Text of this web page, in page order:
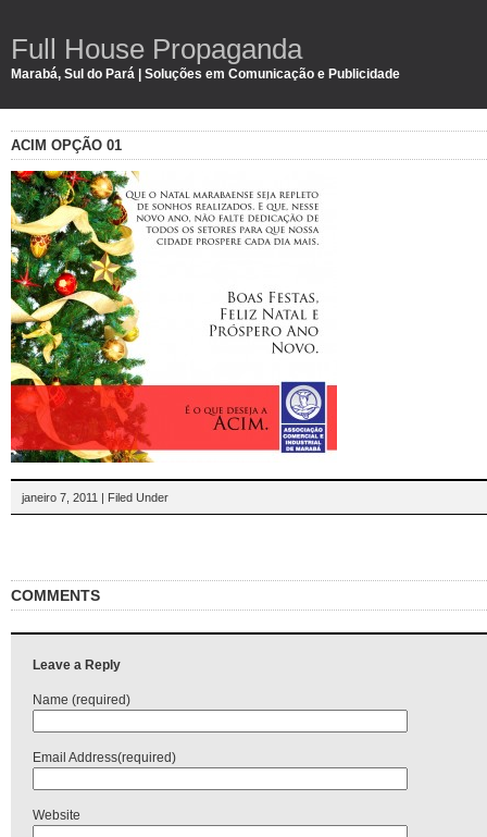
Full House Propaganda
Marabá, Sul do Pará | Soluções em Comunicação e Publicidade
ACIM OPÇÃO 01
janeiro 7, 2011 | Filed Under
COMMENTS
Leave a Reply
Name (required)
Email Address(required)
Website